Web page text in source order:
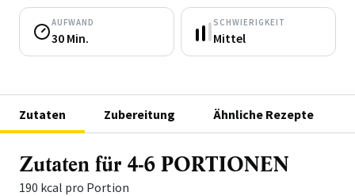
AUFWAND
30 Min.
SCHWIERIGKEIT
Mittel
Zutaten Zubereitung Ähnliche Rezepte
Zutaten für 4-6 PORTIONEN
190 kcal pro Portion